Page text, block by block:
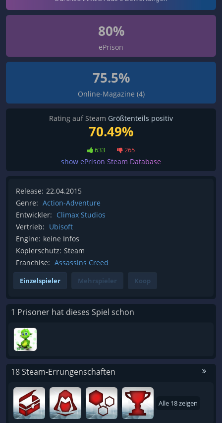
80%
ePrison
75.5%
Online-Magazine (4)
Rating auf Steam Größtenteils positiv
70.49%
633 265
show ePrison Steam Database
Release: 22.04.2015
Genre: Action-Adventure
Entwickler: Climax Studios
Vertrieb: Ubisoft
Engine: keine Infos
Kopierschutz: Steam
Franchise: Assassins Creed
Einzelspieler Mehrspieler Koop
1 Prisoner hat dieses Spiel schon
18 Steam-Errungenschaften
Alle 18 zeigen